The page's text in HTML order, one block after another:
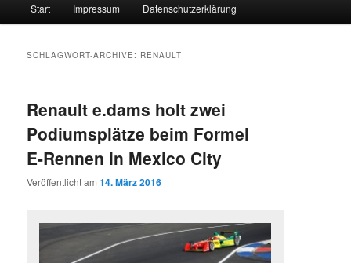
Start Impressum Datenschutzerklärung
SCHLAGWORT-ARCHIVE: RENAULT
Renault e.dams holt zwei
Podiumsplätze beim Formel
E-Rennen in Mexico City
Veröffentlicht am14. März 2016